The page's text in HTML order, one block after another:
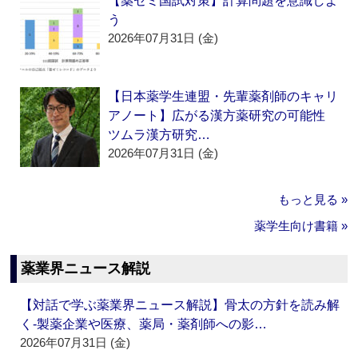
う
2026年07月31日 (金)
【日本薬学生連盟・先輩薬剤師のキャリ
アノート】広がる漢方薬研究の可能性
ツムラ漢方研究…
2026年07月31日 (金)
もっと見る »
薬学生向け書籍 »
薬業界ニュース解説
【対話で学ぶ薬業界ニュース解説】骨太の方針を読み解
く‐製薬企業や医療、薬局・薬剤師への影…
2026年07月31日 (金)